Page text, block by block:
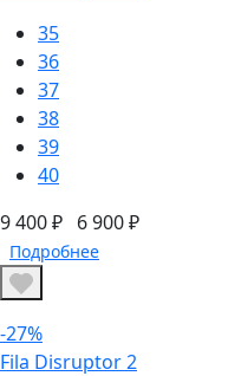
35
36
37
38
39
40
9 400 ₽ 6 900 ₽
Подробнее
-27%
Fila Disruptor 2